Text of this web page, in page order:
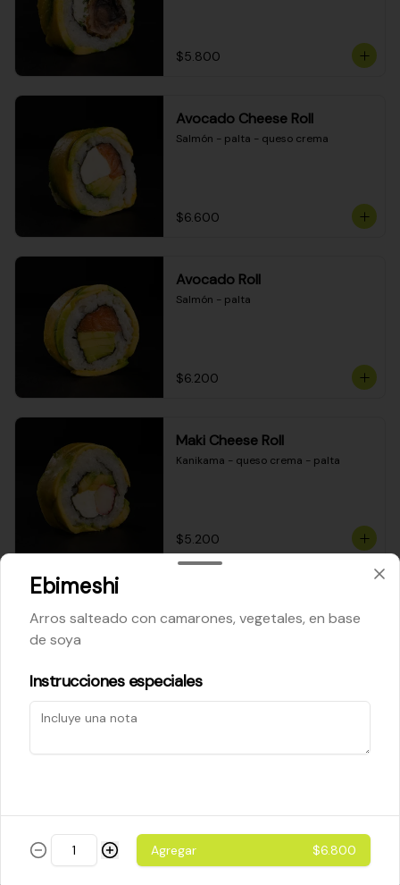
$5.800
Avocado Cheese Roll
Salmón - palta - queso crema
$6.600
Avocado Roll
Salmón - palta
$6.200
Maki Cheese Roll
Kanikama - queso crema - palta
$5.200
Queso crema - palta - cebollín
$5.200
$5.800
Ebimeshi
Arros salteado con camarones, vegetales, en base
de soya
Instrucciones especiales
Agregar $6.800